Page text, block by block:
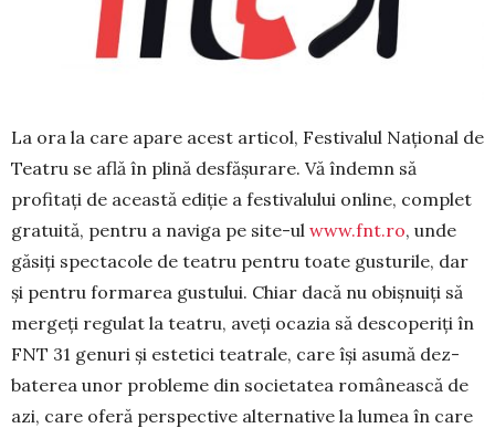
La ora la care apare acest articol, Festivalul Național de
Teatru se află în plină desfășurare. Vă îndemn să
profitați de această ediție a festivalului online, com­plet
gratuită, pentru a naviga pe site-ul www.fnt.ro, unde
găsiți spectacole de teatru pentru toa­te gusturile, dar
și pen­tru for­marea gustului. Chiar dacă nu obișnuiți să
mergeți re­gulat la teatru, aveți ocazia să des­co­periți în
FNT 31 genuri și este­tici teatrale, care își asumă dez­
baterea unor probleme din so­cietatea românească de
azi, care oferă perspective alterna­tive la lumea în care